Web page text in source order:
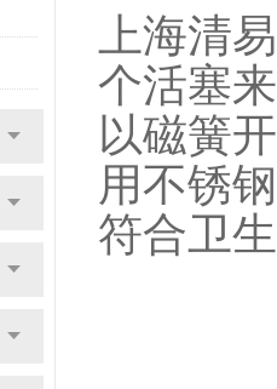
上海清
个活塞
以磁簧
用不锈
符合卫